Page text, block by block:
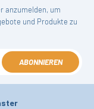
anzumelden, um
und Produkte zu
ABONNIEREN